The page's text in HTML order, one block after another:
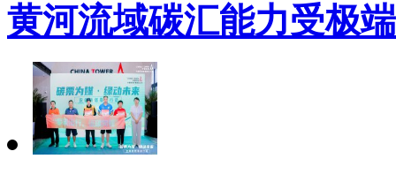
黄河流域碳汇能力受极